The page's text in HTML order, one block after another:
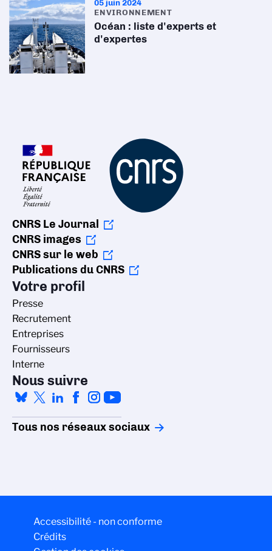
05 juin 2024
ENVIRONNEMENT
Océan : liste d'experts et
d'expertes
CNRS Le Journal
CNRS images
CNRS sur le web
Publications du CNRS
Votre profil
Presse
Recrutement
Entreprises
Fournisseurs
Interne
Nous suivre
Tous nos réseaux sociaux
Accessibilité - non conforme
Crédits
de gestion des cookies du CNRS est élaborée en
avec sa mission de recherche scientifique. Ce site